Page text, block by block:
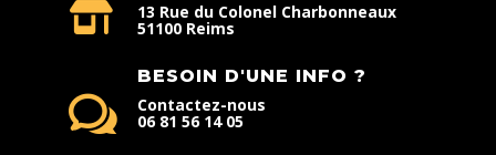
13 Rue du Colonel Charbonneaux
51100 Reims
BESOIN D'UNE INFO ?
Contactez-nous
06 81 56 14 05